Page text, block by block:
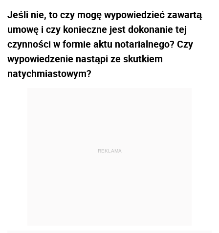
Jeśli nie, to czy mogę wypowiedzieć zawartą
umowę i czy konieczne jest dokonanie tej
czynności w formie aktu notarialnego? Czy
wypowiedzenie nastąpi ze skutkiem
natychmiastowym?
REKLAMA